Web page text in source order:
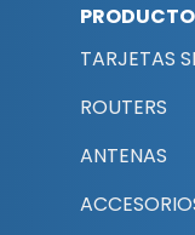
TARJETAS
ROUTERS
ANTENAS